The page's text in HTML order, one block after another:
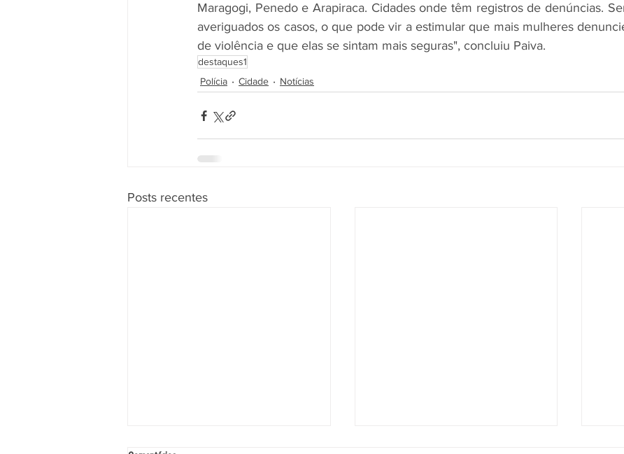
Maragogi, Penedo e Arapiraca. Cidades onde têm registros de denúncias.
averiguados os casos, o que pode vir a estimular que mais mulheres
de violência e que elas se sintam mais seguras", concluiu Paiva.
destaques1
Polícia
Cidade Notícias
Posts recentes